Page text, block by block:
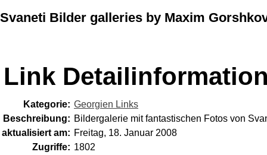
Svaneti Bilder galleries by Maxim
Link
Kategorie: Georgien Links
Beschreibung: Bildergalerie mit fantastischen Fotos von
aktualisiert am: Freitag, 18. Januar 2008
Zugriffe: 1802